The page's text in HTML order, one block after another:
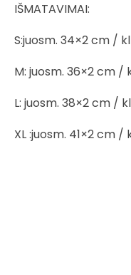
IŠMATAVIMAI:
S:juosm. 34×2 cm /
M: juosm. 36×2 cm /
L: juosm. 38×2 cm /
XL :juosm. 41×2 cm /